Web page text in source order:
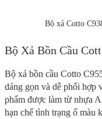
Bộ xả Cotto
Bộ Xả Bồn Cầu
Bộ xả bồn cầu Cotto
dáng gọn và dễ phối hợp
phẩm được làm từ nhựa
hạn chế tình trạng ố màu